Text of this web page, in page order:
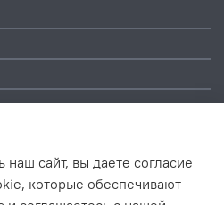
Адрес: Москва, ул.
сайт, вы даете согласие
которые обеспечивают